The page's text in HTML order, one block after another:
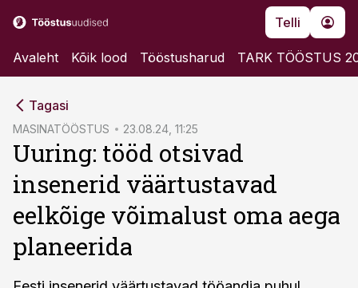
Telli
Avaleht Kõik lood Tööstusharud TARK TÖÖSTUS
Tagasi
MASINATÖÖSTUS 23.08.24, 11:25
Uuring: tööd otsivad
insenerid väärtustavad
eelkõige võimalust oma aega
planeerida